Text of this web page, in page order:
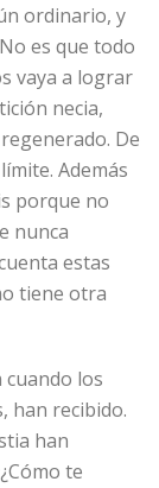
ordinario, y
es que todo
vaya a lograr
necia,
De
Además
porque no
nunca
estas
tiene otra
los
han recibido.
han
te